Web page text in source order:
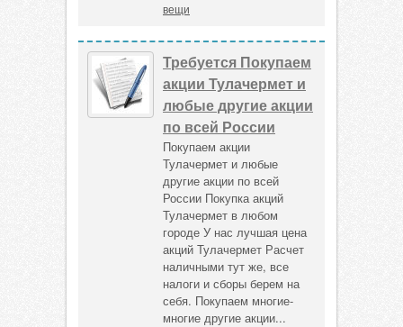
вещи
Требуется Покупаем
акции Тулачермет и
любые другие акции
по всей России
Покупаем акции
Тулачермет и любые
другие акции по всей
России Покупка акций
Тулачермет в любом
городе У нас лучшая цена
акций Тулачермет Расчет
наличными тут же, все
налоги и сборы берем на
себя. Покупаем многие-
многие другие акции...